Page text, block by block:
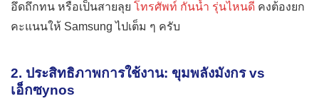
อึดถึกทน หรือเป็นสายลุย โทรศัพท์ กันน้ำ รุ่นไหนดี คงต้องยก
คะแนนให้ Samsung ไปเต็ม ๆ ครับ
2. ประสิทธิภาพการใช้งาน: ขุมพลังมังกร vs
เอ็กซynos